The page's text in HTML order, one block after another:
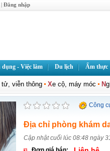
| Đăng nhập
dụng - Việc làm Du lịch Ẩm thực
tử, viễn thông Xe cộ, máy móc N
Công
Địa chỉ phòng khám
Cập nhật cuối lúc 08:48 ngày